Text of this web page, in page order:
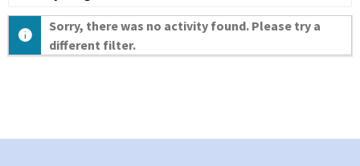
Activities
Sorry, there was no activity found. Please try a
different filter.